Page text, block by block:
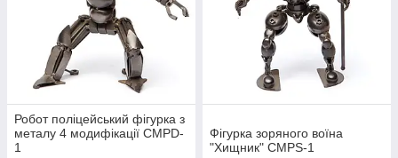
Робот поліцейський фігурка з
металу 4 модифікації CMPD-
1
Фігурка зоряного воїна
"Хищник" CMPS-1